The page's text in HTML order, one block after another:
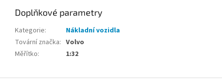
Doplňkové parametry
Kategorie:
Nákladní vozidla
Tovární značka: Volvo
Měřítko: 1:32